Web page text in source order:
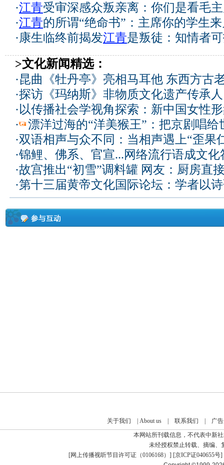
·江青受审深感众叛亲离：你们是看毛
·江青的所谓“绝命书”：主席你的学生
·康生临终前揭发江青是叛徒：知情者
>文化新闻精选：
·昆曲《牡丹亭》亮相马耳他 东西方古
·探访《玛纳斯》非物质文化遗产传承
·以传播社会学视角探索：新中国女性
·
漂洋过海的“洋美猴王”：把京剧唱给
·双语相声与众不同：当相声遇上“歪果
·锦鲤、佛系、官宣...网络流行语成文化
·故宫推出“初雪”调料罐 网友：厨房直
·第十三届黄帝文化国际论坛：学者以
关于我们 About us| 联系我们
广
本网站所刊载信息，不代表中新
未经授权禁止转载、摘编、
[网上传播视听节目许可证（0106168） ] [京ICP证040655号]